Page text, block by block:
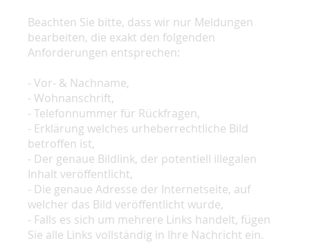
Beachten Sie bitte, dass wir nur Meldungen
bearbeiten, die exakt den folgenden
Anforderungen entsprechen:
- Vor- & Nachname,
- Wohnanschrift,
- Telefonnummer für Rückfragen,
- Erklärung welches urheberrechtliche Bild
betroffen ist,
- Der genaue Bildlink, der potentiell illegalen
Inhalt veröffentlicht,
- Die genaue Adresse der Internetseite, auf
welcher das Bild veröffentlicht wurde,
- Falls es sich um mehrere Links handelt, fügen
Sie alle Links vollständig in Ihre Nachricht ein.